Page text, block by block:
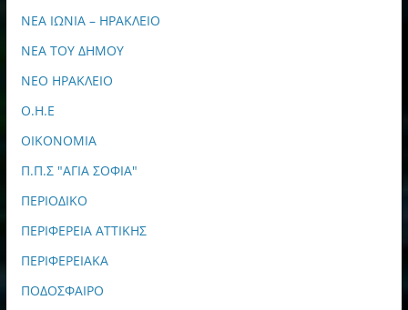
ΝΕΑ ΙΩΝΙΑ – ΗΡΑΚΛΕΙΟ
ΝΕΑ ΤΟΥ ΔΗΜΟΥ
ΝΕΟ ΗΡΑΚΛΕΙΟ
Ο.Η.Ε
ΟΙΚΟΝΟΜΙΑ
Π.Π.Σ "ΑΓΙΑ ΣΟΦΙΑ"
ΠΕΡΙΟΔΙΚΟ
ΠΕΡΙΦΕΡΕΙΑ ΑΤΤΙΚΗΣ
ΠΕΡΙΦΕΡΕΙΑΚΑ
ΠΟΔΟΣΦΑΙΡΟ